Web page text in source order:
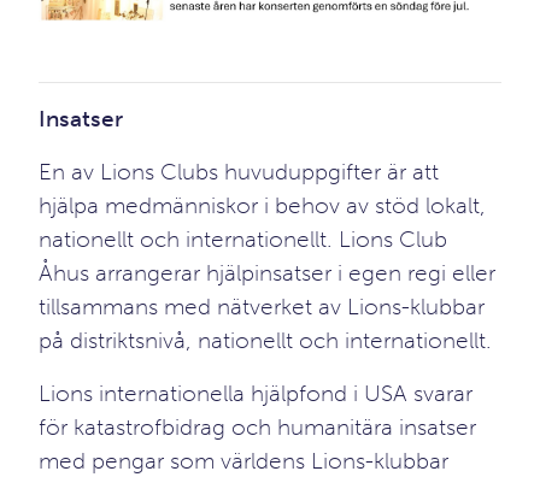
Insatser
En av Lions Clubs huvuduppgifter är att
hjälpa medmänniskor i behov av stöd lokalt,
nationellt och internationellt. Lions Club
Åhus arrangerar hjälpinsatser i egen regi eller
tillsammans med nätverket av Lions-klubbar
på distriktsnivå, nationellt och internationellt.
Lions internationella hjälpfond i USA svarar
för katastrofbidrag och humanitära insatser
med pengar som världens Lions-klubbar